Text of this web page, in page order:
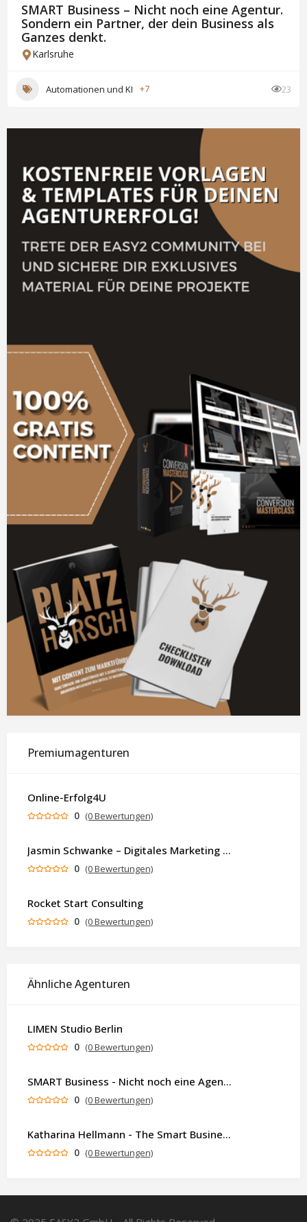
SMART Business – Nicht noch eine Agentur.
Sondern ein Partner, der dein Business als
Ganzes denkt.
Karlsruhe
Automationen und KI +7 23
Premiumagenturen
Online-Erfolg4U
0 (0 Bewertungen)
Jasmin Schwanke – Digitales Marketing & KI-gestützte Contenterstellung
0 (0 Bewertungen)
Rocket Start Consulting
0 (0 Bewertungen)
Ähnliche Agenturen
LIMEN Studio Berlin
0 (0 Bewertungen)
SMART Business - Nicht noch eine Agentur. Sondern ein Partner, der dein Business als Ganzes denkt.
0 (0 Bewertungen)
Katharina Hellmann - The Smart Business Coach
0 (0 Bewertungen)